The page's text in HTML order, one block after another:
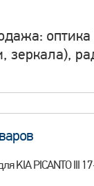
зеркала),
KIA PICANTO III